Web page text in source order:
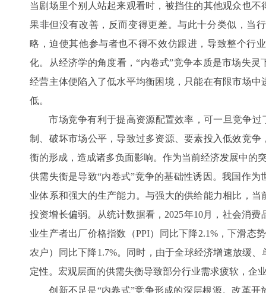
当剧场里个别人站起来观看时，被挡住的其他观众也
果非但没有改善，反而变得更差。与此十分类似，当
略，迫使其他参与者也不得不效仿跟进，导致整个行
化。从经济学的角度看，“内卷式”竞争本质是市场失
经营主体便陷入了低水平均衡困境，只能在有限市场
低。
市场竞争有利于提高资源配置效率，可一旦竞争过
制、破坏市场公平，导致过多资源、要素投入低效竞
衡的形成，造成诸多负面影响。作为当前经济发展中的
供需失衡是导致“内卷式”竞争的基础性诱因。我国作
业体系和强大的生产能力。与强大的供给能力相比，
投资增长偏弱。从统计数据看，2025年10月，社会消
业生产者出厂价格指数（PPI）同比下降2.1%，下滑
农户）同比下降1.7%。同时，由于全球经济增速放缓
定性。宏观层面的供需失衡导致部分行业需求疲软，企
创新不足是“内卷式”竞争形成的深层根源。改革开